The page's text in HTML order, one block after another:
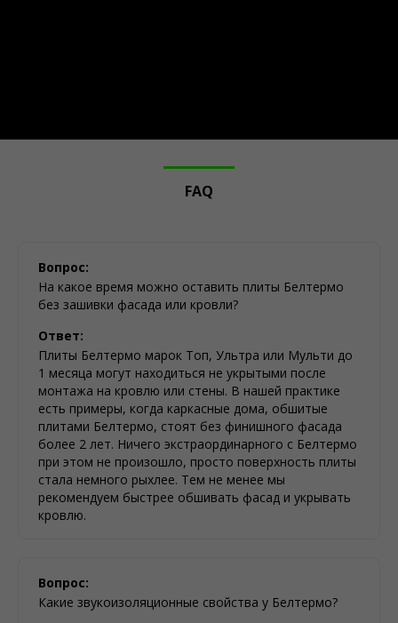
FAQ
Вопрос:
На какое время можно оставить плиты Белтермо
без зашивки фасада или кровли?
Ответ:
Плиты Белтермо марок Топ, Ультра или Мульти до
1 месяца могут находиться не укрытыми после
монтажа на кровлю или стены. В нашей практике
есть примеры, когда каркасные дома, обшитые
плитами Белтермо, стоят без финишного фасада
более 2 лет. Ничего экстраординарного с Белтермо
при этом не произошло, просто поверхность плиты
стала немного рыхлее. Тем не менее мы
рекомендуем быстрее обшивать фасад и укрывать
кровлю.
Вопрос:
Какие звукоизоляционные свойства у Белтермо?